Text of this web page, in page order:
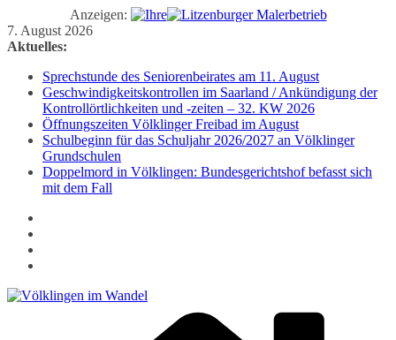
Anzeigen:
Zum
Inhalt
7. August 2026
Aktuelles:
Sprechstunde des Seniorenbeirates am 11. August
Geschwindigkeitskontrollen im Saarland / Ankündigung der
Kontrollörtlichkeiten und -zeiten – 32. KW 2026
Öffnungszeiten Völklinger Freibad im August
Schulbeginn für das Schuljahr 2026/2027 an Völklinger
Grundschulen
Doppelmord in Völklingen: Bundesgerichtshof befasst sich
mit dem Fall